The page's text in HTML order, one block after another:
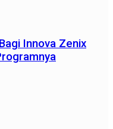
Innova Zenix